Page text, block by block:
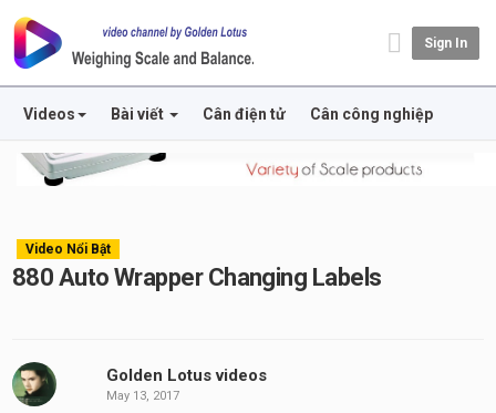
Sign In
Videos Bài viết Cân điện tử Cân công nghiệp
Video Nổi Bật
880 Auto Wrapper Changing Labels
Golden Lotus videos
May 13, 2017